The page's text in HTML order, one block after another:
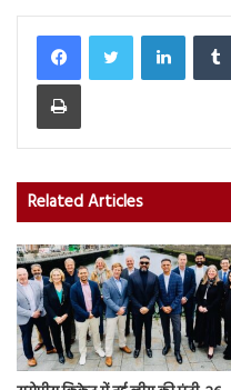
Print
Related Articles